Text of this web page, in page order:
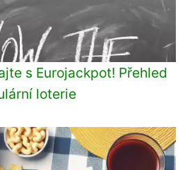
s Eurojackpot! Přehled
loterie